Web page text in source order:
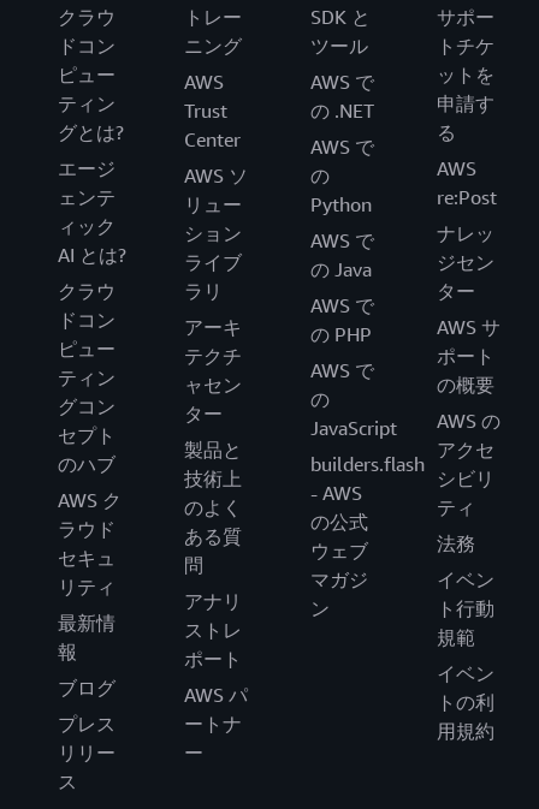
クラウ
ドコン
ピュー
ティン
グとは?
エージ
ェンテ
ィック
AI とは?
クラウ
ドコン
ピュー
ティン
グコン
セプト
のハブ
AWS ク
ラウド
セキュ
リティ
最新情
報
ブログ
プレス
リリー
ス
トレー
ニング
AWS
Trust
Center
AWS ソ
リュー
ション
ライブ
ラリ
アーキ
テクチ
ャセン
ター
製品と
技術上
のよく
ある質
問
アナリ
ストレ
ポート
AWS パ
ートナ
ー
SDK と
ツール
AWS で
の .NET
AWS で
の
Python
AWS で
の Java
AWS で
の PHP
AWS で
の
JavaScript
builders.flash
- AWS
の公式
ウェブ
マガジ
ン
サポー
トチケ
ットを
申請す
る
AWS
re:Post
ナレッ
ジセン
ター
AWS サ
ポート
の概要
AWS の
アクセ
シビリ
ティ
法務
イベン
ト行動
規範
イベン
トの利
用規約